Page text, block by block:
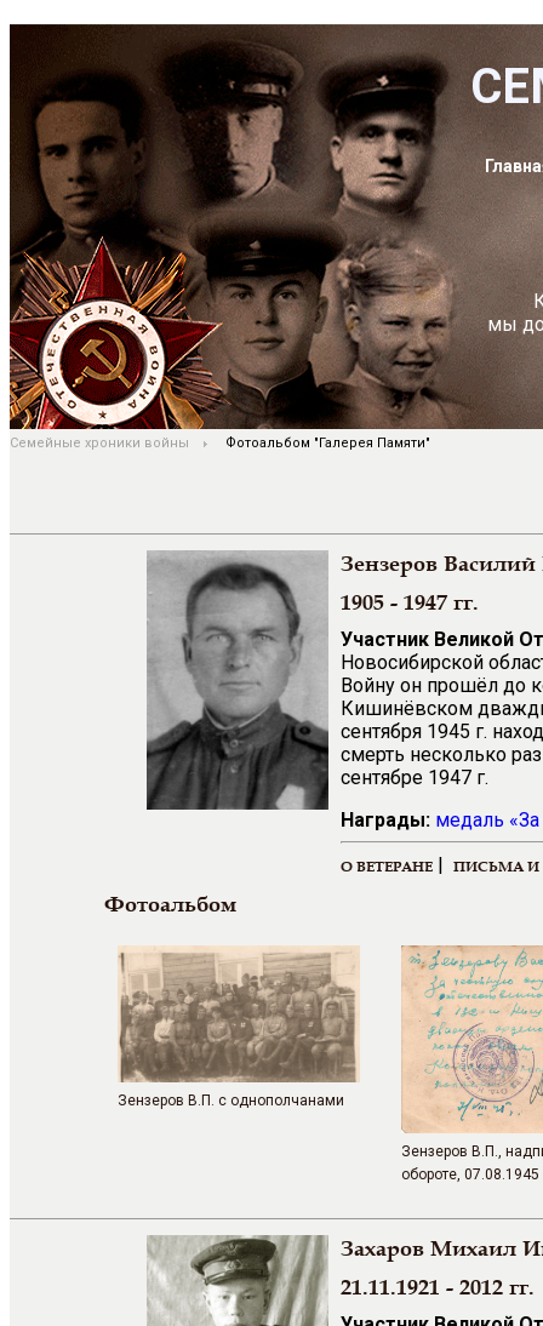
мы
Семейные хроники войны Фотоальбом "Галерея Памяти"
Зензеров
1905 - 1947 гг.
Участник Великой
Новосибирской
Войну он прошёл до
Кишинёвском
сентября 1945 г.
смерть несколько
сентябре 1947 г.
Награды: медаль «
О ВЕТЕРАНЕ | ПИСЬМА И
Фотоальбом
Зензеров В.П. с однополчанами
Зензеров В.П.,
обороте, 07.08.1945
Захаров Михаил
21.11.1921 - 2012 гг.